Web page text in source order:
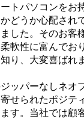
トパソコンをお
どうか心配され
した。そのお客
軟性に富んでお
り、大変喜ばれ
ッパーなしネオ
せられたポジテ
す。当社では顧